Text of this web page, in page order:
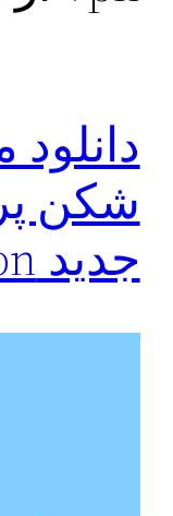
دانلود
شکن
جدید privado vpn